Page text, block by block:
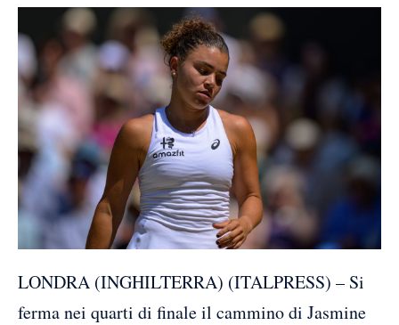
LONDRA (INGHILTERRA) (ITALPRESS) – Si
ferma nei quarti di finale il cammino di Jasmine